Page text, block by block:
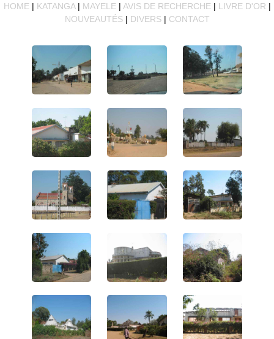
HOME | KATANGA| MAYELE | AVIS DE RECHERCHE | LIVRE D'OR |
NOUVEAUTÉS| DIVERS| CONTACT